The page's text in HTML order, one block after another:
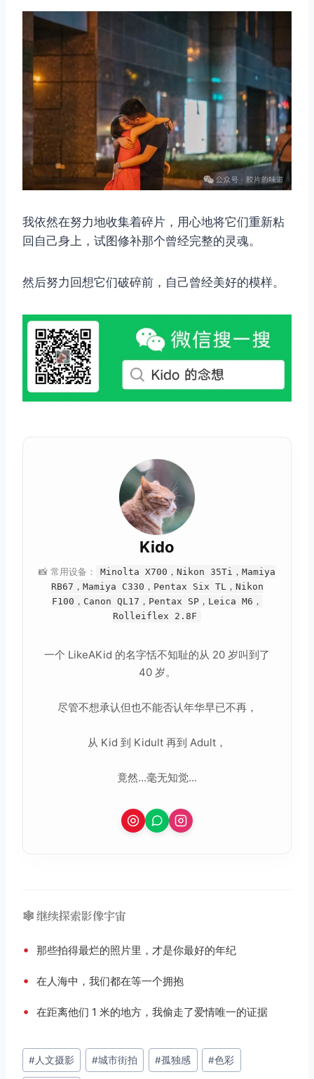
我依然在努力地收集着碎片，用心地将它们重新粘
回自己身上，试图修补那个曾经完整的灵魂。
然后努力回想它们破碎前，自己曾经美好的模样。
Kido
📸 常用设备：
Minolta X700，Nikon 35Ti，Mamiya
RB67，Mamiya C330，Pentax Six TL，Nikon
F100，Canon QL17，Pentax SP，Leica M6，
Rolleiflex 2.8F
一个 LikeAKid 的名字恬不知耻的从 20 岁叫到了
40 岁。
尽管不想承认但也不能否认年华早已不再，
从 Kid 到 Kidult 再到 Adult，
竟然...毫无知觉...
🕸️ 继续探索影像宇宙
• 那些拍得最烂的照片里，才是你最好的年纪
• 在人海中，我们都在等一个拥抱
• 在距离他们 1 米的地方，我偷走了爱情唯一的证据
文
章
#人文摄影 #城市街拍 #孤独感 #色彩